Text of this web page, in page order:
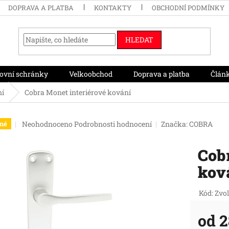
DOPRAVA A PLATBA KONTAKTY OBCHODNÍ PODMÍNKY
HLEDAT
schránky Velkoobchod Doprava a platba
Cobra Monet interiérové kování
Průměrné
0,0
hvězdiček.
Neohodnoceno Podrobnosti hodnocení Značka:COBRA
Kód:
od